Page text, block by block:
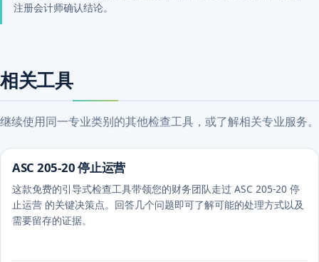
注册会计师确认结论。
相关工具
继续使用同一专业类别的其他检查工具，或了解相关专业服务。
ASC 205-20 停止运营
这款免费的引导式检查工具带领您的财务团队走过 ASC 205-20 停
止运营 的关键决策点。回答几个问题即可了解可能的处理方式以及
需要留存的证据。